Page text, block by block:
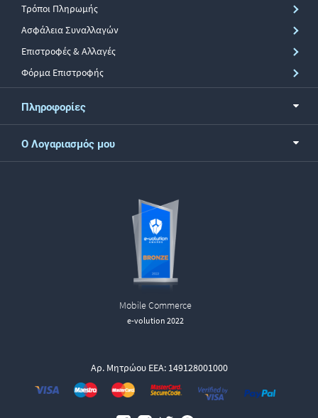
Τρόποι Πληρωμής
Ασφάλεια Συναλλαγών
Επιστροφές & Αλλαγές
Φόρμα Επιστροφής
Πληροφορίες
Ο Λογαριασμός μου
Mobile Commerce
e-volution 2022
Αρ. Μητρώου ΕΕΑ: 149128001000